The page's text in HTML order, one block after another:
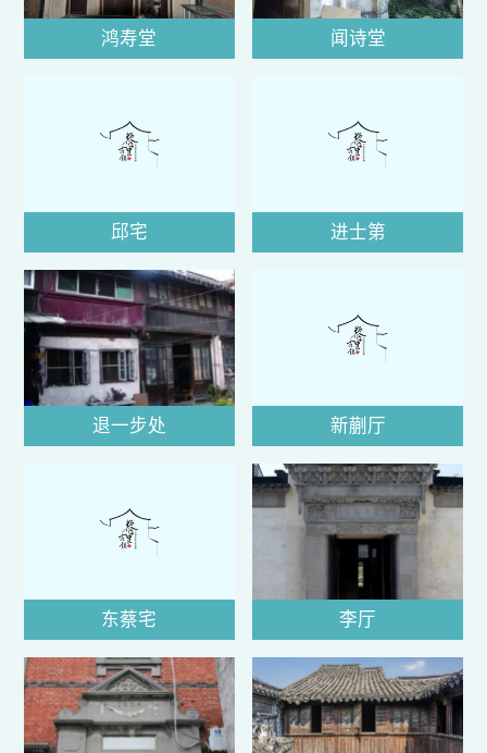
鸿寿堂 闻诗堂
邱宅 进士第
退一步处 新蒯厅
东蔡宅 李厅